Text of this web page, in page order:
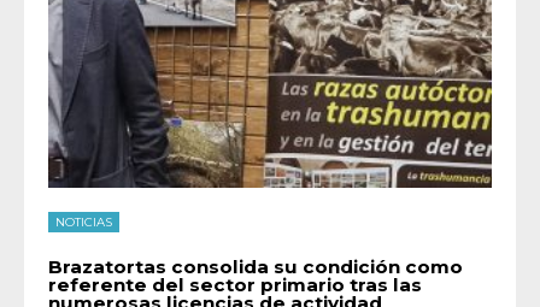
NOTICIAS
Brazatortas consolida su condición como
referente del sector primario tras las